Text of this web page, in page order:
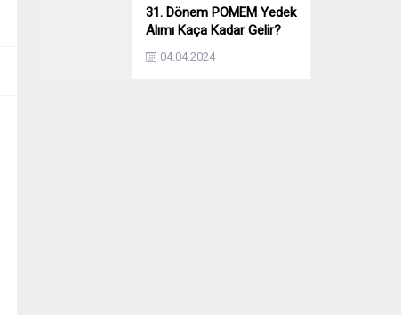
31. Dönem POMEM Yedek
Alımı Kaça Kadar Gelir?
Yıllara Göre Yedek Alımı
04.04.2024